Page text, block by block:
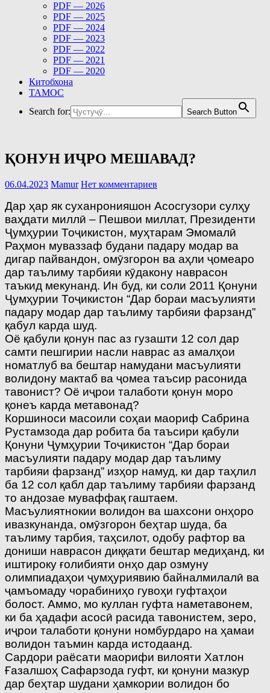
PDF — 2026
PDF — 2025
PDF — 2024
PDF — 2023
PDF — 2022
PDF — 2021
PDF — 2020
Китобхона
ТАМОС
Search for:
Search Button
ҚОНУН ИҶРО МЕШАВАД?
06.04.2023 Mamur Нет комментариев
Дар ҳар як суханронияшон Асосгузори сулҳу
ваҳдати миллӣ – Пешвои миллат, Президенти
Ҷумҳурии Тоҷикистон, муҳтарам Эмомалӣ
Раҳмон муваззаф будани падару модар ва
дигар пайвандон, омӯзгорон ва аҳли ҷомеаро
дар таълиму тарбияи кӯдакону наврасон
таъкид мекунанд. Ин буд, ки соли 2011 Қонуни
Ҷумҳурии Тоҷикистон “Дар бораи масъулияти
падару модар дар таълиму тарбияи фарзанд”
қабул карда шуд.
Оё қабули қонун пас аз гузашти 12 сол дар
самти пешгирии насли наврас аз амалҳои
номатлуб ва бештар намудани масъулияти
волидону мактаб ва ҷомеа таъсир расонида
тавонист? Оё иҷрои талаботи қонун моро
қонеъ карда метавонад?
Коршиноси масоили соҳаи маориф Сабрина
Рустамзода дар робита ба таъсири қабули
Қонуни Ҷумҳурии Тоҷикистон “Дар бораи
масъулияти падару модар дар таълиму
тарбияи фарзанд” изҳор намуд, ки дар таҳлил
ба 12 сол қабл дар таълиму тарбияи фарзанд
то андозае муваффақ гаштаем.
Масъулиятнокии волидон ва шахсони онҳоро
ивазкунанда, омӯзгорон беҳтар шуда, ба
таълиму тарбия, таҳсилот, одобу рафтор ва
дониши наврасон диққати бештар медиҳанд, ки
иштироку ғолибияти онҳо дар озмуну
олимпиадаҳои ҷумҳуриявию байналмилалӣ ва
ҷамъомаду чорабиниҳо гувоҳи гуфтаҳои
болост. Аммо, мо куллан гуфта наметавонем,
ки ба ҳадафи асосӣ расида тавонистем, зеро,
иҷрои талаботи қонуни номбурдаро на ҳамаи
волидон таъмин карда истодаанд.
Сардори раёсати маорифи вилояти Хатлон
Ғазалшоҳ Сафарзода гуфт, ки қонуни мазкур
дар беҳтар шудани ҳамкории волидон бо